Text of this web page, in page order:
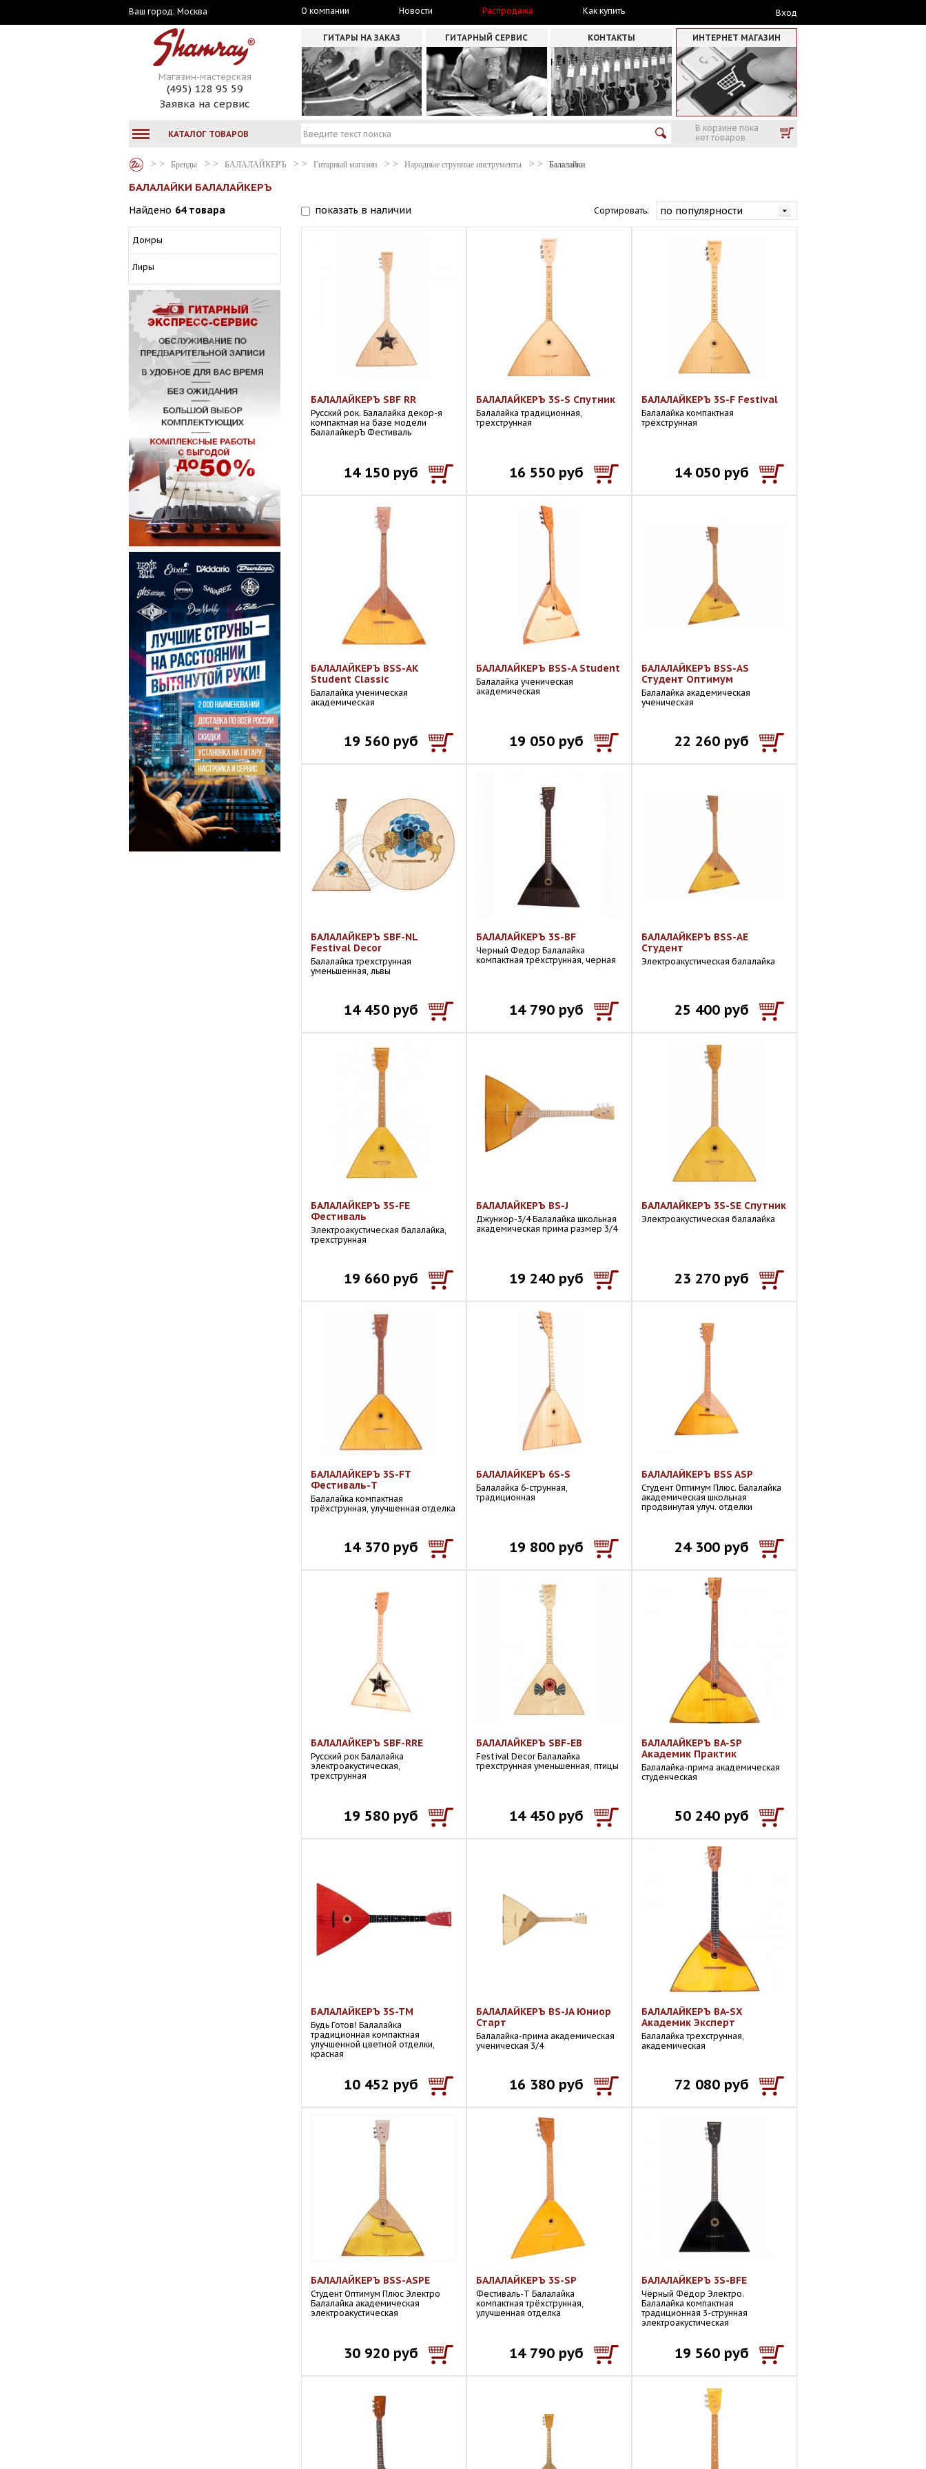
Ваш город: Москва О компании Новости Распродажа Как купить Вход
Магазин-мастерская
(495) 128 95 59
Заявка на сервис
ГИТАРЫ НА ЗАКАЗ ГИТАРНЫЙ СЕРВИС КОНТАКТЫ ИНТЕРНЕТ МАГАЗИН
КАТАЛОГ ТОВАРОВ
В корзине пока
нет товаров
Бренды БАЛАЛАЙКЕРЪ Гитарный магазин Народные струнные инструменты Балалайки
БАЛАЛАЙКИ БАЛАЛАЙКЕРЪ
Найдено 64 товара показать в наличии Сортировать:
Домры
Лиры
БАЛАЛАЙКЕРЪ SBF RR
Русский рок. Балалайка декор-я
компактная на базе модели
БалалайкерЪ Фестиваль
14 150 руб
БАЛАЛАЙКЕРЪ 3S-S Спутник
Балалайка традиционная,
трехструнная
16 550 руб
БАЛАЛАЙКЕРЪ 3S-F Festival
Балалайка компактная
трёхструнная
14 050 руб
БАЛАЛАЙКЕРЪ BSS-AK
Student Classic
Балалайка ученическая
академическая
19 560 руб
БАЛАЛАЙКЕРЪ BSS-A Student
Балалайка ученическая
академическая
19 050 руб
БАЛАЛАЙКЕРЪ BSS-AS
Студент Оптимум
Балалайка академическая
ученическая
22 260 руб
БАЛАЛАЙКЕРЪ SBF-NL
Festival Decor
Балалайка трехструнная
уменьшенная, львы
14 450 руб
БАЛАЛАЙКЕРЪ 3S-BF
Черный Федор Балалайка
компактная трёхструнная, черная
14 790 руб
БАЛАЛАЙКЕРЪ BSS-AE
Студент
Электроакустическая балалайка
25 400 руб
БАЛАЛАЙКЕРЪ 3S-FE
Фестиваль
Электроакустическая балалайка,
трехструнная
19 660 руб
БАЛАЛАЙКЕРЪ BS-J
Джуниор-3/4 Балалайка школьная
академическая прима размер 3/4
19 240 руб
БАЛАЛАЙКЕРЪ 3S-SE Спутник
Электроакустическая балалайка
23 270 руб
БАЛАЛАЙКЕРЪ 3S-FT
Фестиваль-Т
Балалайка компактная
трёхструнная, улучшенная отделка
14 370 руб
БАЛАЛАЙКЕРЪ 6S-S
Балалайка 6-струнная,
традиционная
19 800 руб
БАЛАЛАЙКЕРЪ BSS ASP
Студент Оптимум Плюс. Балалайка
академическая школьная
продвинутая улуч. отделки
24 300 руб
БАЛАЛАЙКЕРЪ SBF-RRE
Русский рок Балалайка
электроакустическая,
трехструнная
19 580 руб
БАЛАЛАЙКЕРЪ SBF-EB
Festival Decor Балалайка
трехструнная уменьшенная, птицы
14 450 руб
БАЛАЛАЙКЕРЪ BA-SP
Академик Практик
Балалайка-прима академическая
студенческая
50 240 руб
БАЛАЛАЙКЕРЪ 3S-TM
Будь Готов! Балалайка
традиционная компактная
улучшенной цветной отделки,
красная
10 452 руб
БАЛАЛАЙКЕРЪ BS-JA Юниор
Старт
Балалайка-прима академическая
ученическая 3/4
16 380 руб
БАЛАЛАЙКЕРЪ BA-SX
Академик Эксперт
Балалайка трехструнная,
академическая
72 080 руб
БАЛАЛАЙКЕРЪ BSS-ASPE
Студент Оптимум Плюс Электро
Балалайка академическая
электроакустическая
30 920 руб
БАЛАЛАЙКЕРЪ 3S-SP
Фестиваль-Т Балалайка
компактная трёхструнная,
улучшенная отделка
14 790 руб
БАЛАЛАЙКЕРЪ 3S-BFE
Чёрный Фёдор Электро.
Балалайка компактная
традиционная 3-струнная
электроакустическая
19 560 руб